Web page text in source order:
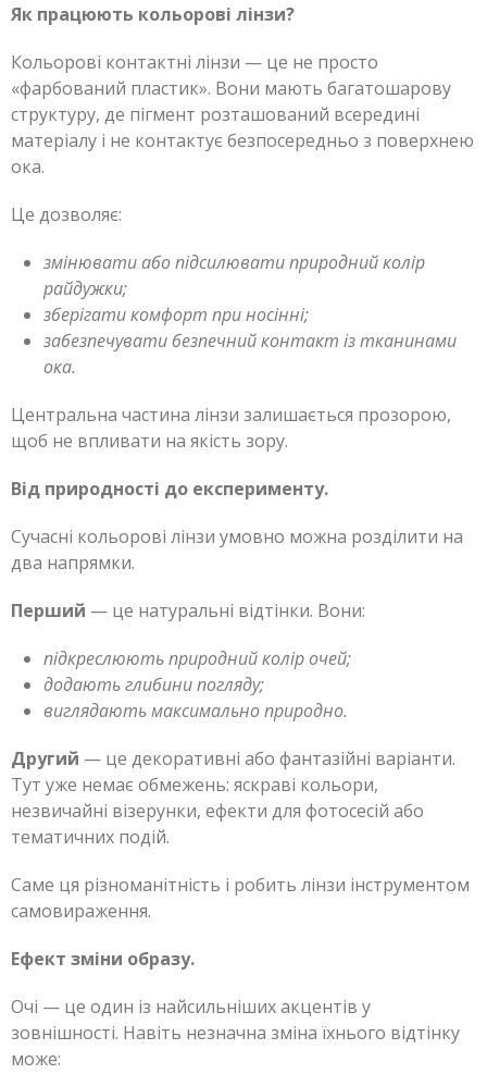
Як працюють кольорові лінзи?
Кольорові контактні лінзи — це не просто
«фарбований пластик». Вони мають багатошарову
структуру, де пігмент розташований всередині
матеріалу і не контактує безпосередньо з поверхнею
ока.
Це дозволяє:
змінювати або підсилювати природний колір
райдужки;
зберігати комфорт при носінні;
забезпечувати безпечний контакт із тканинами
ока.
Центральна частина лінзи залишається прозорою,
щоб не впливати на якість зору.
Від природності до експерименту.
Сучасні кольорові лінзи умовно можна розділити на
два напрямки.
Перший — це натуральні відтінки. Вони:
підкреслюють природний колір очей;
додають глибини погляду;
виглядають максимально природно.
Другий — це декоративні або фантазійні варіанти.
Тут уже немає обмежень: яскраві кольори,
незвичайні візерунки, ефекти для фотосесій або
тематичних подій.
Саме ця різноманітність і робить лінзи інструментом
самовираження.
Ефект зміни образу.
Очі — це один із найсильніших акцентів у
зовнішності. Навіть незначна зміна їхнього відтінку
може: